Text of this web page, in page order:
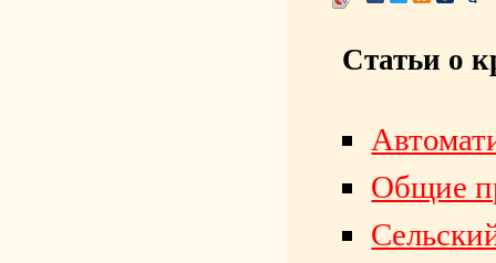
Статьи о
Общие